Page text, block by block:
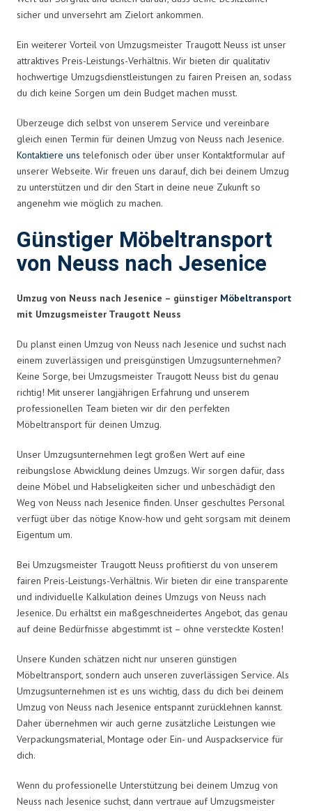
sicher und unversehrt am Zielort ankommen.
Ein weiterer Vorteil von Umzugsmeister Traugott Neuss ist unser
attraktives Preis-Leistungs-Verhältnis. Wir bieten dir qualitativ
hochwertige Umzugsdienstleistungen zu fairen Preisen an, sodass
du dich keine Sorgen um dein Budget machen musst.
Überzeuge dich selbst von unserem Service und vereinbare
gleich einen Termin für deinen Umzug von Neuss nach Jesenice.
Kontaktiere uns telefonisch oder über unser Kontaktformular auf
unserer Webseite. Wir freuen uns darauf, dich bei deinem Umzug
zu unterstützen und dir den Start in deine neue Zukunft so
angenehm wie möglich zu machen.
Günstiger Möbeltransport
von Neuss nach Jesenice
Umzug von Neuss nach Jesenice – günstiger Möbeltransport
mit Umzugsmeister Traugott Neuss
Du planst einen Umzug von Neuss nach Jesenice und suchst nach
einem zuverlässigen und preisgünstigen Umzugsunternehmen?
Keine Sorge, bei Umzugsmeister Traugott Neuss bist du genau
richtig! Mit unserer langjährigen Erfahrung und unserem
professionellen Team bieten wir dir den perfekten
Möbeltransport für deinen Umzug.
Unser Umzugsunternehmen legt großen Wert auf eine
reibungslose Abwicklung deines Umzugs. Wir sorgen dafür, dass
deine Möbel und Habseligkeiten sicher und unbeschädigt den
Weg von Neuss nach Jesenice finden. Unser geschultes Personal
verfügt über das nötige Know-how und geht sorgsam mit deinem
Eigentum um.
Bei Umzugsmeister Traugott Neuss profitierst du von unserem
fairen Preis-Leistungs-Verhältnis. Wir bieten dir eine transparente
und individuelle Kalkulation deines Umzugs von Neuss nach
Jesenice. Du erhältst ein maßgeschneidertes Angebot, das genau
auf deine Bedürfnisse abgestimmt ist – ohne versteckte Kosten!
Unsere Kunden schätzen nicht nur unseren günstigen
Möbeltransport, sondern auch unseren zuverlässigen Service. Als
Umzugsunternehmen ist es uns wichtig, dass du dich bei deinem
Umzug von Neuss nach Jesenice entspannt zurücklehnen kannst.
Daher übernehmen wir auch gerne zusätzliche Leistungen wie
Verpackungsmaterial, Montage oder Ein- und Auspackservice für
dich.
Wenn du professionelle Unterstützung bei deinem Umzug von
Neuss nach Jesenice suchst, dann vertraue auf Umzugsmeister